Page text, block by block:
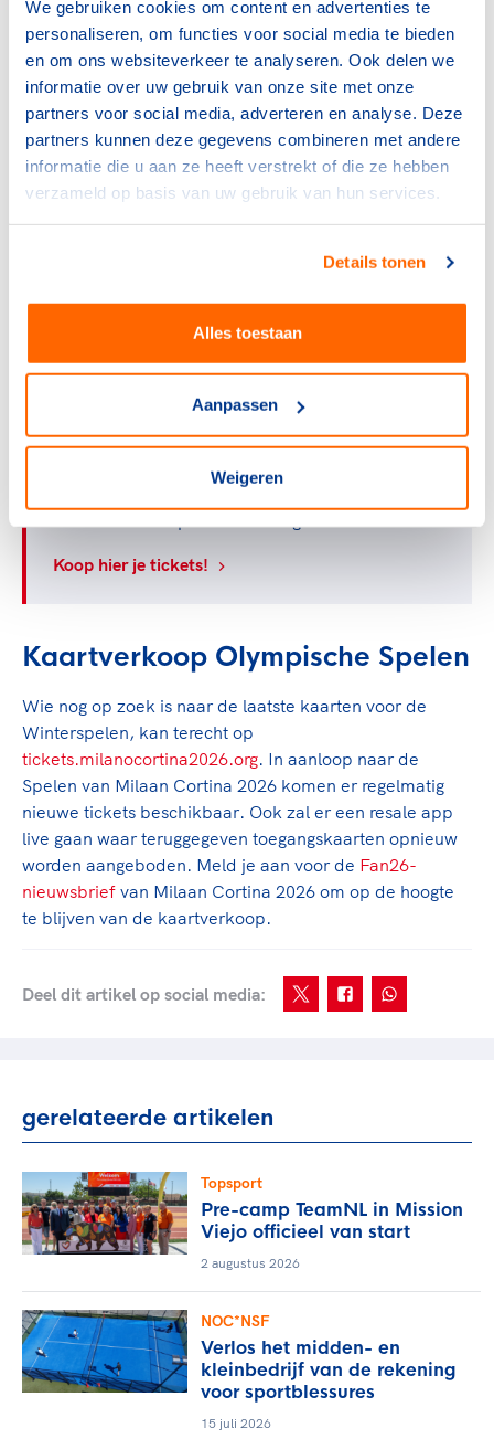
We gebruiken cookies om content en advertenties te
personaliseren, om functies voor social media te bieden
en om ons websiteverkeer te analyseren. Ook delen we
informatie over uw gebruik van onze site met onze
partners voor social media, adverteren en analyse. Deze
partners kunnen deze gegevens combineren met andere
informatie die u aan ze heeft verstrekt of die ze hebben
verzameld op basis van uw gebruik van hun services.
Details tonen
Alles toestaan
Aanpassen
Weigeren
Staatsloterij TeamNL Huis in
Fans, sporters, vrienden, familie en liefhebbers
die de Olympische Spelen bezoeken zijn welkom
in het Staatsloterij TeamNL Huis in Milaan. André
beleven en onze TeamNL’ers aan te moedigen en
te huldigen?’ Het TeamNL Huis is gevestigd in
Superstudio Più in Milaan, dicht bij de stadions
van het shorttrack en het langebaanschaatsen.
Koop hier je tickets!
Kaartverkoop Olympische Spelen
Wie nog op zoek is naar de laatste kaarten voor de
Winterspelen, kan terecht op
tickets.milanocortina2026.org. In aanloop naar de
Spelen van Milaan Cortina 2026 komen er regelmatig
nieuwe tickets beschikbaar. Ook zal er een resale app
live gaan waar teruggegeven toegangskaarten opnieuw
worden aangeboden. Meld je aan voor de Fan26-
nieuwsbrief van Milaan Cortina 2026 om op de hoogte
te blijven van de kaartverkoop.
Deel dit artikel op social media:
gerelateerde artikelen
Topsport
Pre-camp TeamNL in Mission
Viejo officieel van start
2 augustus 2026
NOC*NSF
Verlos het midden- en
kleinbedrijf van de rekening
voor sportblessures
15 juli 2026